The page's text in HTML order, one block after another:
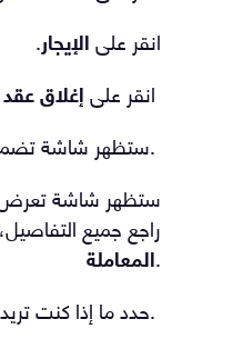
انقر علىالإيجار.
انقر علىإغلاق عقد
ستظهر شاشة تضم.
ستظهر شاشة تعرض
راجع جميع
المعاملة.
حدد ما إذا كنت.